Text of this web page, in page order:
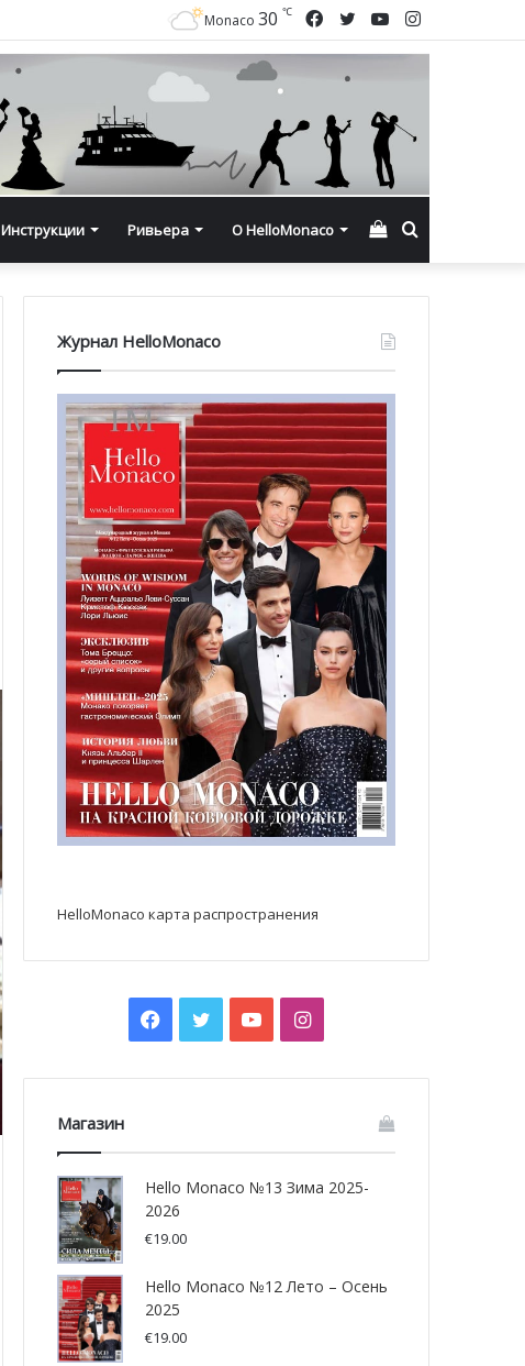
Instagram
YouTube
Twitter
Facebook
Monaco 30 ℃
Инструкции Ривьера О HelloMonaco Смотреть
корзину
Журнал HelloMonaco
HelloMonaco карта распространения
Facebook
TwitterYouTubeInstagram
Магазин
Hello Monaco №13 Зима 2025-
2026
€19.00
Hello Monaco №12 Лето – Осень
2025
€19.00